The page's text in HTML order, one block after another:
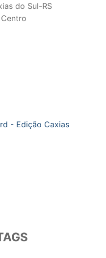
do Sul-RS
- Edição Caxias